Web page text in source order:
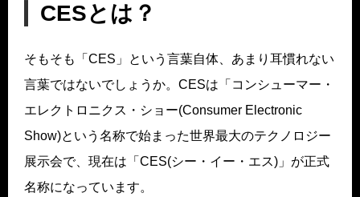
CESとは？
そもそも「CES」という言葉自体、あまり耳慣れない
言葉ではないでしょうか。CESは「コンシューマー・
エレクトロニクス・ショー(Consumer Electronic
Show)という名称で始まった世界最大のテクノロジー
展示会で、現在は「CES(シー・イー・エス)」が正式
名称になっています。